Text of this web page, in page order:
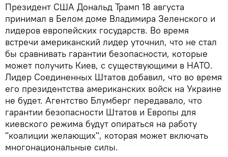
Президент США Дональд Трамп 18 августа
принимал в Белом доме Владимира Зеленского и
лидеров европейских государств. Во время
встречи американский лидер уточнил, что не стал
бы сравнивать гарантии безопасности, которые
может получить Киев, с существующими в НАТО.
Лидер Соединенных Штатов добавил, что во время
его президентства американских войск на Украине
не будет. Агентство Блумберг передавало, что
гарантии безопасности Штатов и Европы для
киевского режима будут опираться на работу
"коалиции желающих", которая может включать
многонациональные силы.